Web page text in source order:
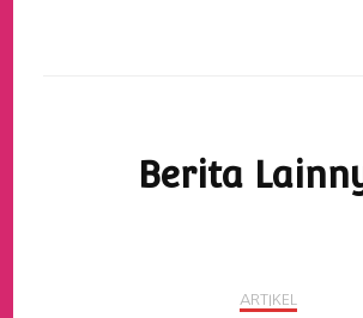
Berita
ARTIKEL